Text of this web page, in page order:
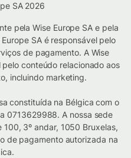
SA 2026
pela Wise Europe SA e pela
SA é responsável pelo
de pagamento. A Wise
pelo conteúdo relacionado aos
incluindo marketing.
constituída na Bélgica com o
0713629988. A nossa sede
3º andar, 1050 Bruxelas,
de pagamento autorizada na